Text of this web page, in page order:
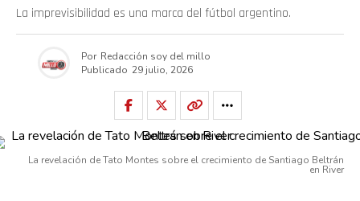
La imprevisibilidad es una marca del fútbol argentino.
Por Redacción soy del millo
Publicado 29 julio, 2026
La revelación de Tato Montes sobre el crecimiento de Santiago Beltrán
en River